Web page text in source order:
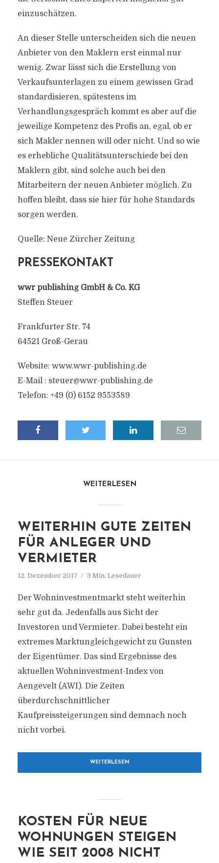
einzuschätzen.
An dieser Stelle unterscheiden sich die neuen
Anbieter von den Maklern erst einmal nur
wenig. Zwar lässt sich die Erstellung von
Verkaufsunterlagen zu einem gewissen Grad
standardisieren, spätestens im
Verhandlungsgespräch kommt es aber auf die
jeweilige Kompetenz des Profis an, egal, ob er
sich Makler nennen will oder nicht. Und so wie
es erhebliche Qualitätsunterschiede bei den
Maklern gibt, sind solche auch bei den
Mitarbeitern der neuen Anbieter möglich. Zu
hoffen bleibt, dass sie hier für hohe Standards
sorgen werden.
Quelle: Neue Zürcher Zeitung
PRESSEKONTAKT
wwr publishing GmbH & Co. KG
Steffen Steuer
Frankfurter Str. 74
64521 Groß-Gerau
Website: www.wwr-publishing.de
E-Mail : steuer@wwr-publishing.de
Telefon: +49 (0) 6152 9553589
WEITERLESEN
WEITERHIN GUTE ZEITEN
FÜR ANLEGER UND
VERMIETER
12. Dezember 2017 3 Min. Lesedauer
Der Wohninvestmentmarkt steht weiterhin
sehr gut da. Jedenfalls aus Sicht der
Investoren und Vermieter. Dabei besteht ein
extremes Marktungleich­gewicht zu Gunsten
der Eigentümer. Das sind Ergebnisse des
aktuellen Wohninvestment-Index von
Aengevelt (AWI). Die Zeiten
überdurchschnittlicher
Kaufpreissteigerungen sind demnach noch
nicht vorbei.
WEITERLESEN
KOSTEN FÜR NEUE
WOHNUNGEN STEIGEN
WIE SEIT 2008 NICHT